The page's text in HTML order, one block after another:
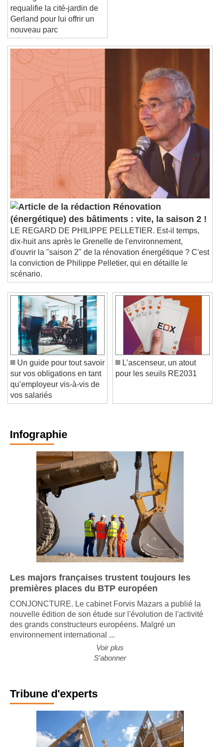
Passagers des Villes
requalifie la cité-jardin de
Gerland pour lui offrir un
nouveau parc
Rénovation
(énergétique) des bâtiments : vite, la saison 2 !
LE REGARD DE PHILIPPE PELLETIER. Est-il temps,
dix-huit ans après le Grenelle de l'environnement,
d'ouvrir la "saison 2" de la rénovation énergétique ? C'est
la conviction de Philippe Pelletier, qui en détaille le
scénario.
Un guide pour tout savoir
sur vos obligations en tant
qu’employeur vis-à-vis de
vos salariés
L’ascenseur, un atout
Infographie
Les majors françaises trustent toujours les
premières places du BTP européen
CONJONCTURE. Le cabinet Forvis Mazars a publié la
nouvelle édition de son étude sur l'évolution de l'activité
des grands constructeurs européens. Malgré un
Voir plus
Tribune d'experts